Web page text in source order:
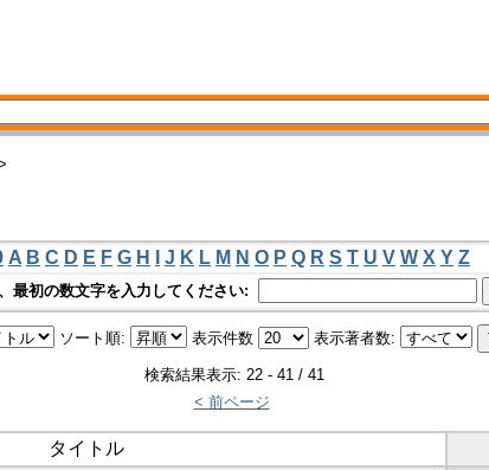
A B C D E F G H J K L M N O P Q R S T U V W X Y Z
最初の数文字を入力してください:
ソート順: 表示件数 表示著者数:
検索結果表示: 22 - 41 / 41
< 前ページ
タイトル